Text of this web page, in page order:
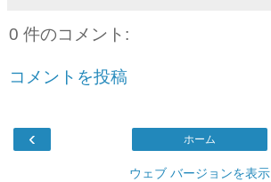
0 件のコメント:
コメントを投稿
‹ ホーム
ウェブ バージョンを表示